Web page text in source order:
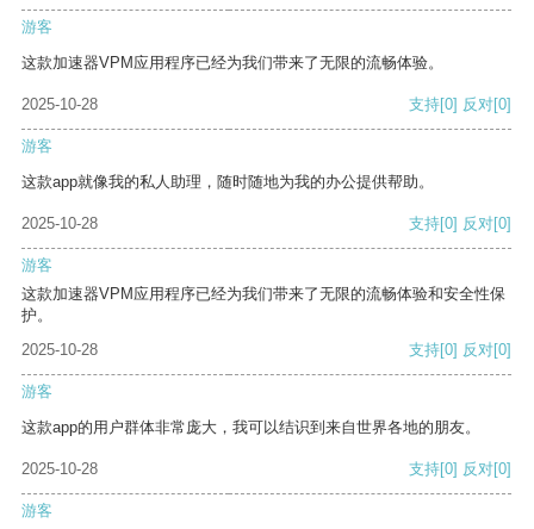
游客
这款加速器VPM应用程序已经为我们带来了无限的流畅体验。
2025-10-28 支持[0] 反对[0]
游客
这款app就像我的私人助理，随时随地为我的办公提供帮助。
2025-10-28 支持[0] 反对[0]
游客
这款加速器VPM应用程序已经为我们带来了无限的流畅体验和安全性保
护。
2025-10-28
支持[0] 反对[0]
游客
这款app的用户群体非常庞大，我可以结识到来自世界各地的朋友。
2025-10-28 支持[0] 反对[0]
游客